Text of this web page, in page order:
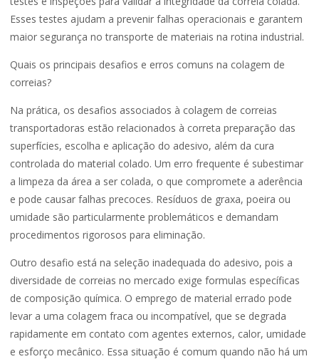
Esses testes ajudam a prevenir falhas operacionais e garantem
maior segurança no transporte de materiais na rotina industrial.
Quais os principais desafios e erros comuns na colagem de
correias?
Na prática, os desafios associados à colagem de correias
transportadoras estão relacionados à correta preparação das
superfícies, escolha e aplicação do adesivo, além da cura
controlada do material colado. Um erro frequente é subestimar
a limpeza da área a ser colada, o que compromete a aderência
e pode causar falhas precoces. Resíduos de graxa, poeira ou
umidade são particularmente problemáticos e demandam
procedimentos rigorosos para eliminação.
Outro desafio está na seleção inadequada do adesivo, pois a
diversidade de correias no mercado exige formulas específicas
de composição química. O emprego de material errado pode
levar a uma colagem fraca ou incompatível, que se degrada
rapidamente em contato com agentes externos, calor, umidade
e esforço mecânico. Essa situação é comum quando não há um